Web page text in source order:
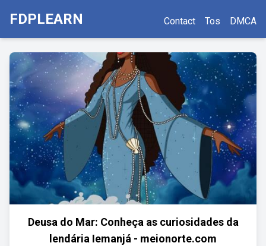
FDPLEARN Contact Tos DMCA
Deusa do Mar: Conheça as curiosidades da
lendária Iemanjá - meionorte.com